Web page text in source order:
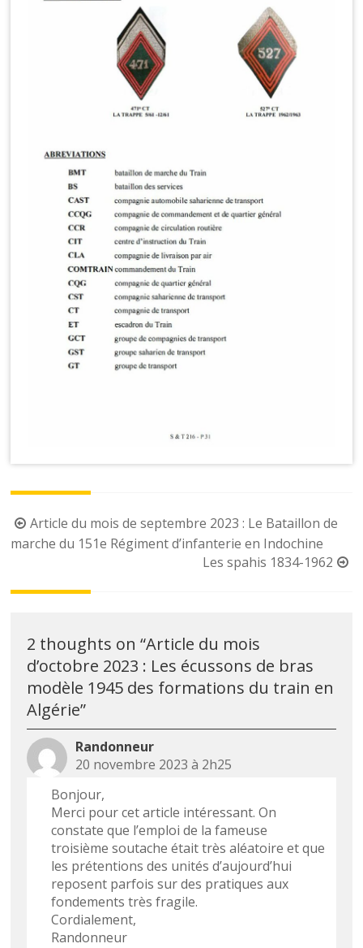
Post
navigation
Article du mois de septembre 2023 : Le Bataillon de
marche du 151e Régiment d’infanterie en Indochine
Les spahis 1834-1962
2 thoughts on “Article du mois
d’octobre 2023 : Les écussons de bras
modèle 1945 des formations du train en
Algérie”
Randonneur
20 novembre 2023 à 2h25
Bonjour,
Merci pour cet article intéressant. On
constate que l’emploi de la fameuse
troisième soutache était très aléatoire et que
les prétentions des unités d’aujourd’hui
reposent parfois sur des pratiques aux
fondements très fragile.
Cordialement,
Randonneur